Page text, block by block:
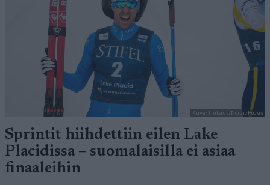
Kuva: Thibaut/NordicFocus
Sprintit hiihdettiin eilen Lake
Placidissa – suomalaisilla ei asiaa
finaaleihin